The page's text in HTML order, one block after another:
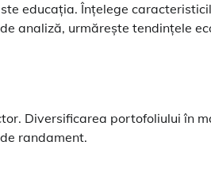
educația. Înțelege
analiză, urmărește tendințele
Diversificarea portofoliului în
randament.